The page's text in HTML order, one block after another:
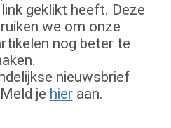
geklikt heeft. Deze
we om onze
nog beter te
nieuwsbrief
je hieraan.